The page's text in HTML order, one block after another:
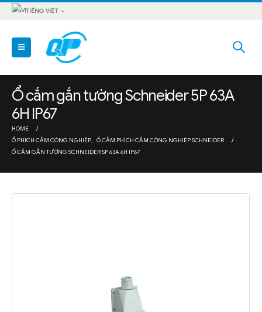
TIẾNG VIỆT
Ổ cắm gắn tường Schneider 5P 63A
6H IP67
HOME
Ổ PHÍCH CẮM CÔNG NGHIỆP, Ổ CẮM PHÍCH CẮM CÔNG NGHIỆP SCHNEIDER
Ổ CẮM GẮN TƯỜNG SCHNEIDER 5P 63A 6H IP67